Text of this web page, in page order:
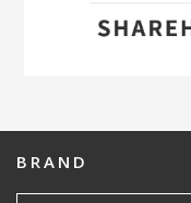
BRAND